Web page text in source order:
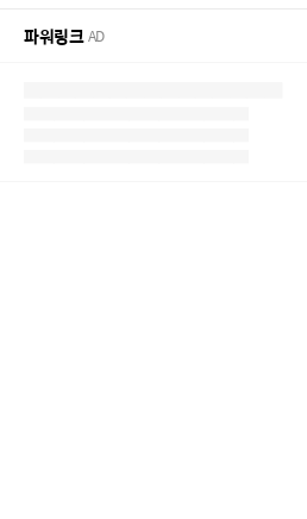
파워링크AD